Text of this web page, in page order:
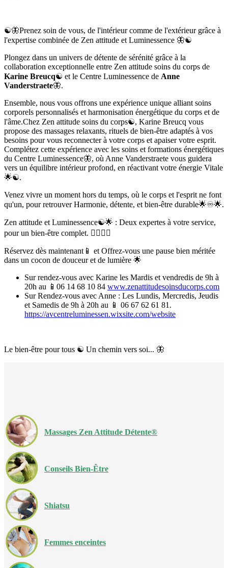
☯️🦋Prenez soin de vous, de l'intérieur comme de l'extérieur grâce à
l'expertise combinée de Zen attitude et Luminessence 🦋☯️
Plongez dans un univers de détente de sérénité grâce à la
collaboration exceptionnelle entre Zen attitude soins du corps de
Karine Breucq☯️ et le Centre Luminessence de Anne
Vanderstraete🦋.
Ensemble, nous vous offrons une expérience unique alliant soins
corporels personnalisés et harmonisation énergétique du corps et de
l'âme.Chez Zen attitude soins du corps☯️, Karine Breucq vous
propose des massages relaxants, rituels de bien-être adaptés à vos
besoins pour vous reconnecter à votre corps et apaiser votre esprit.
Complétez cette expérience avec les soins et formations énergétiques
du Centre Luminessence🦋, où Anne Vanderstraete vous guidera
vers un équilibre intérieur profond, en réactivant votre énergie Vitale
🌟☯️.
Venez vivre un moment hors du temps, où le corps et l'esprit ne font
qu'un, pour retrouver Harmonie, détente, et bien-être durable🌟♾🌟.
Zen attitude et Luminessence☯️🌟 : Deux expertes à votre service,
pour un bien-être complet. 💆‍♂️💆‍♀️
Réservez dès maintenant📱 et Offrez-vous une pause bien méritée
dans un cocon de douceur et de lumière 🌟
Sur rendez-vous avec Karine les Mardis et vendredis de 9h à
20h au 📱06 14 68 10 84 www.zenattitudesoinsducorps.com
Sur Rendez-vous avec Anne : Les Lundis, Mercredis, Jeudis
et Samedis de 9h à 20h au 📱 06 67 62 61 81.
https://avcentreluminessen.wixsite.com/website
Le bien-être pour tous ☯️ Un chemin vers soi... 🦋
Massages Zen Attitude Détente®
Conseils Bien-Être
Shiatsu
Femmes enceintes